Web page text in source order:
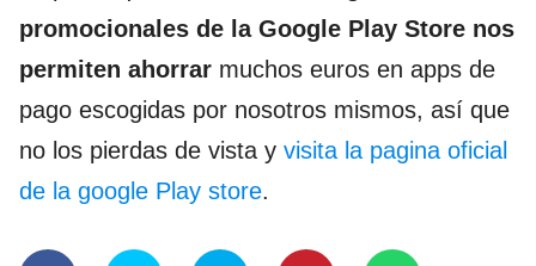
promocionales de la Google Play Store nos
permiten ahorrar muchos euros en apps de
pago escogidas por nosotros mismos, así que
no los pierdas de vista y visita la pagina oficial
de la google Play store.